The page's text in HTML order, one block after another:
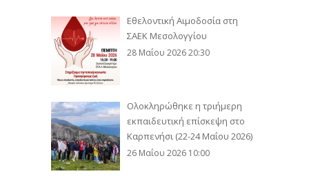
Εθελοντική Αιμοδοσία στη
ΣΑΕΚ Μεσολογγίου
28 Μαΐου 2026 20:30
Ολοκληρώθηκε η τριήμερη
εκπαιδευτική επίσκεψη στο
Καρπενήσι (22-24 Μαΐου 2026)
26 Μαΐου 2026 10:00